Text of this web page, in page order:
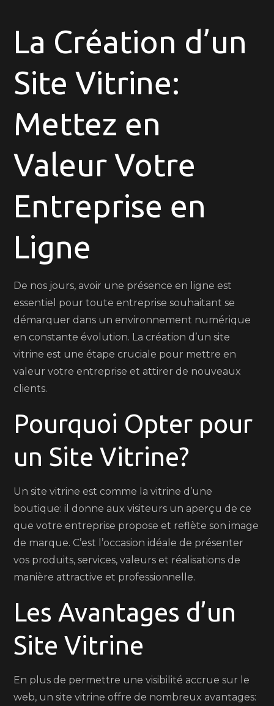
la
d’un
Site
Valeur
Votre
Entreprise
en
La Création d’un
Site Vitrine:
Mettez en
Valeur Votre
Entreprise en
Ligne
De nos jours, avoir une présence en ligne est
essentiel pour toute entreprise souhaitant se
démarquer dans un environnement numérique
en constante évolution. La création d’un site
vitrine est une étape cruciale pour mettre en
valeur votre entreprise et attirer de nouveaux
clients.
Pourquoi Opter pour
un Site Vitrine?
Un site vitrine est comme la vitrine d’une
boutique: il donne aux visiteurs un aperçu de ce
que votre entreprise propose et reflète son image
de marque. C’est l’occasion idéale de présenter
vos produits, services, valeurs et réalisations de
manière attractive et professionnelle.
Les Avantages d’un
Site Vitrine
En plus de permettre une visibilité accrue sur le
web, un site vitrine offre de nombreux avantages: